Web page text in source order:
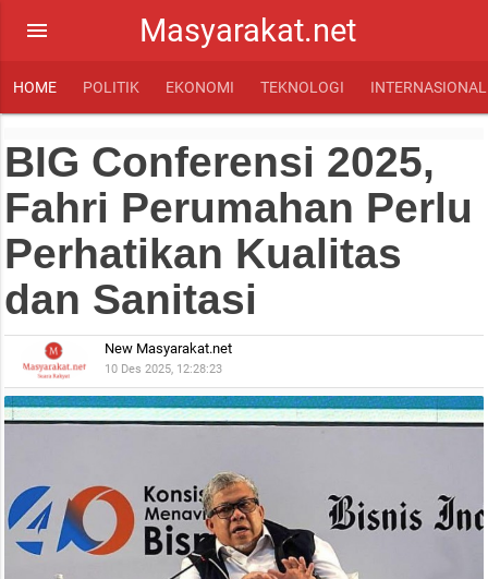
Masyarakat.net
menu
HOME POLITIK EKONOMI TEKNOLOGI INTERNASIONAL
BIG Conferensi 2025,
Fahri Perumahan Perlu
Perhatikan Kualitas
dan Sanitasi
New Masyarakat.net
10 Des 2025, 12:28:23